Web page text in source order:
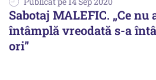
Sabotaj MALEFIC. „Ce
întâmplă vreodată s-a
ori”